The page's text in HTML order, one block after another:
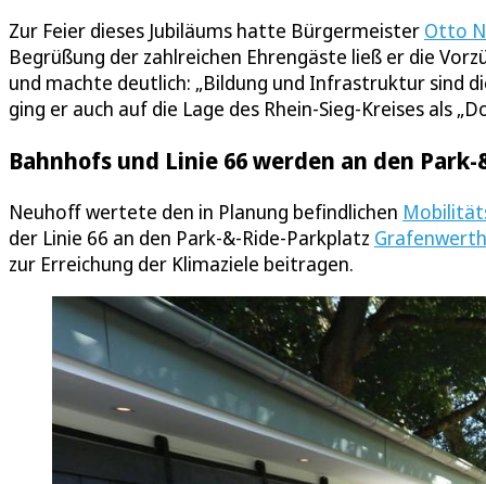
Zur Feier dieses Jubiläums hatte Bürgermeister Otto
Begrüßung der zahlreichen Ehrengäste ließ er die
und machte deutlich: „Bildung und Infrastruktur sind
ging er auch auf die Lage des Rhein-Sieg-Kreises als
Bahnhofs und Linie 66 werden an den
Neuhoff wertete den in Planung befindlichen
der Linie 66 an den Park-&-Ride-Parkplatz Grafenwerth
zur Erreichung der Klimaziele beitragen.